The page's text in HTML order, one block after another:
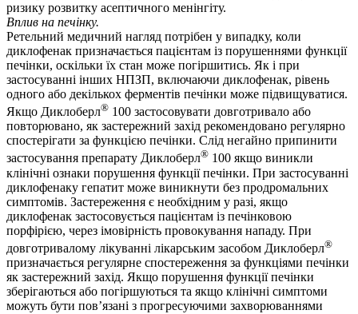
ризику розвитку асептичного менінгіту.
Вплив на печінку.
Ретельний медичний нагляд потрібен у випадку, коли
диклофенак призначається пацієнтам із порушеннями функції
печінки, оскільки їх стан може погіршитись. Як і при
застосуванні інших НПЗП, включаючи диклофенак, рівень
одного або декількох ферментів печінки може підвищуватися.
Якщо Диклоберл® 100 застосовувати довготривало або
повторювано, як застережний захід рекомендовано регулярно
спостерігати за функцією печінки. Слід негайно припинити
застосування препарату Диклоберл® 100 якщо виникли
клінічні ознаки порушення функції печінки. При застосуванні
диклофенаку гепатит може виникнути без продромальних
симптомів. Застереження є необхідним у разі, якщо
диклофенак застосовується пацієнтам із печінковою
порфірією, через імовірність провокування нападу. При
довготривалому лікуванні лікарським засобом Диклоберл®
призначається регулярне спостереження за функціями печінки
як застережний захід. Якщо порушення функції печінки
зберігаються або погіршуються та якщо клінічні симптоми
можуть бути пов’язані з прогресуючими захворюваннями